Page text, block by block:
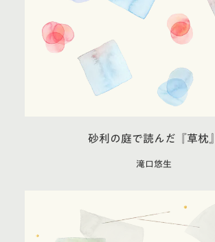
砂利の庭で読んだ『草枕』
滝口悠生